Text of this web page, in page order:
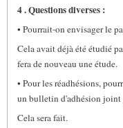
4 . Questions diverses :
• Pourrait-on envisager le
Cela avait déjà été étudié
fera de nouveau une étude.
• Pour les réadhésions,
un bulletin d'adhésion joint
Cela sera fait.